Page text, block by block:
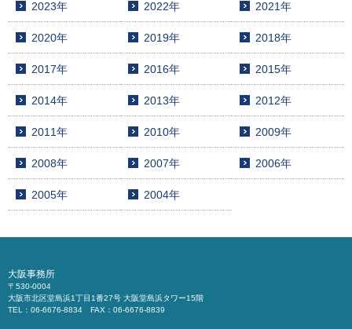
2023年 2022年 2021年
2020年 2019年 2018年
2017年 2016年 2015年
2014年 2013年 2012年
2011年 2010年 2009年
2008年 2007年 2006年
2005年 2004年
大阪事務所
〒530-0004
大阪市北区堂島浜1丁目1番27号 大阪堂島浜タワー15階
TEL：06-6676-8834 FAX：06-6676-8839